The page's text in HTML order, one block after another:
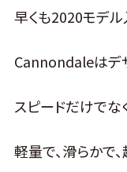
早くも2020モデル
Cannondaleはデ
スピードだけでな
軽量で、滑らかで、